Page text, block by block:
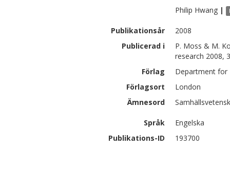
Philip Hwang |
Publikationsår
2008
Publicerad i
P. Moss & M.
research 2008,
Förlag
Department for
Förlagsort
London
Ämnesord
Språk
Engelska
Publikations-ID
193700